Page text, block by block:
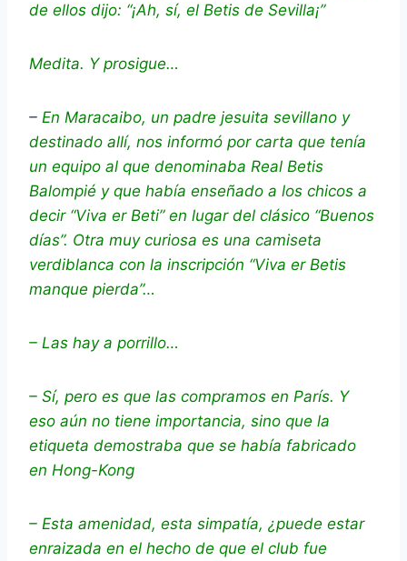
de ellos dijo: “¡Ah, sí, el Betis de Sevilla¡”
Medita. Y prosigue…
– En Maracaibo, un padre jesuita sevillano y
destinado allí, nos informó por carta que tenía
un equipo al que denominaba Real Betis
Balompié y que había enseñado a los chicos a
decir “Viva er Beti” en lugar del clásico “Buenos
días”. Otra muy curiosa es una camiseta
verdiblanca con la inscripción “Viva er Betis
manque pierda”…
– Las hay a porrillo…
– Sí, pero es que las compramos en París. Y
eso aún no tiene importancia, sino que la
etiqueta demostraba que se había fabricado
en Hong-Kong
– Esta amenidad, esta simpatía, ¿puede estar
enraizada en el hecho de que el club fue